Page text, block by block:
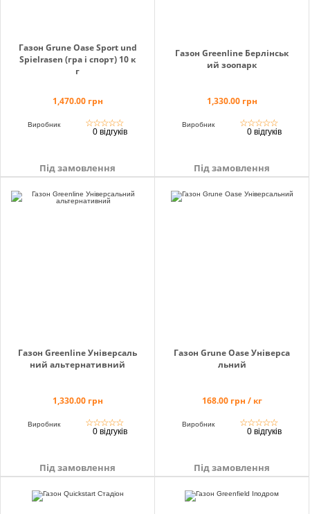
Газон Grune Oase Sport und
Spielrasen (гра і спорт) 10 к
г
1,470.00 грн
Виробник ☆☆☆☆☆
0 відгуків
Під замовлення
Газон Greenline Берлінськ
ий зоопарк
1,330.00 грн
Виробник ☆☆☆☆☆
0 відгуків
Під замовлення
Газон Greenline Універсаль
ний альтернативний
1,330.00 грн
Виробник ☆☆☆☆☆
0 відгуків
Під замовлення
Газон Grune Oase Універса
льний
168.00 грн / кг
Виробник ☆☆☆☆☆
0 відгуків
Під замовлення